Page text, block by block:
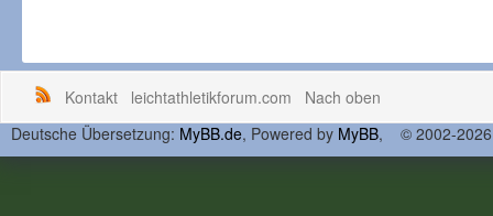
Kontakt leichtathletikforum.com
Nach oben
Deutsche Übersetzung: MyBB.de, Powered by MyBB, © 2002-